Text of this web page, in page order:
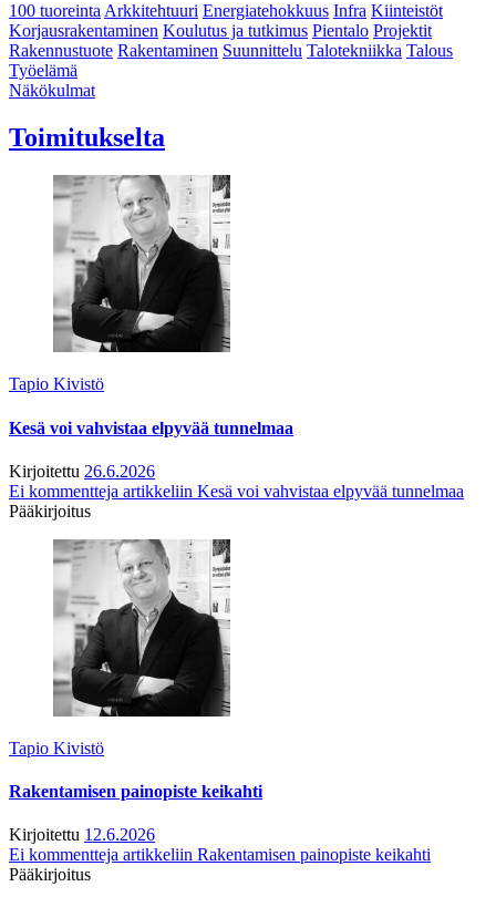
100 tuoreintaArkkitehtuuri Energiatehokkuus Infra Kiinteistöt
Korjausrakentaminen Koulutus ja tutkimus Pientalo Projektit
Rakennustuote Rakentaminen Suunnittelu Talotekniikka Talous
Työelämä
Näkökulmat
Toimitukselta
Tapio Kivistö
Kesä voi vahvistaa elpyvää tunnelmaa
Kirjoitettu 26.6.2026
Ei kommentteja artikkeliin Kesä voi vahvistaa elpyvää tunnelmaa
Pääkirjoitus
Tapio Kivistö
Rakentamisen painopiste keikahti
Kirjoitettu 12.6.2026
Ei kommentteja artikkeliin Rakentamisen painopiste keikahti
Pääkirjoitus